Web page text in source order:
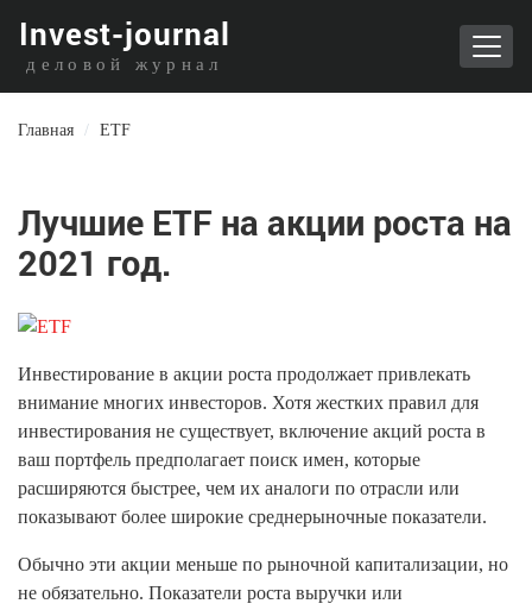
Invest-journal
деловой журнал
Главная / ETF
Лучшие ETF на акции роста на
2021 год.
Инвестирование в акции роста продолжает привлекать
внимание многих инвесторов. Хотя жестких правил для
инвестирования не существует, включение акций роста в
ваш портфель предполагает поиск имен, которые
расширяются быстрее, чем их аналоги по отрасли или
показывают более широкие среднерыночные показатели.
Обычно эти акции меньше по рыночной капитализации, но
не обязательно. Показатели роста выручки или